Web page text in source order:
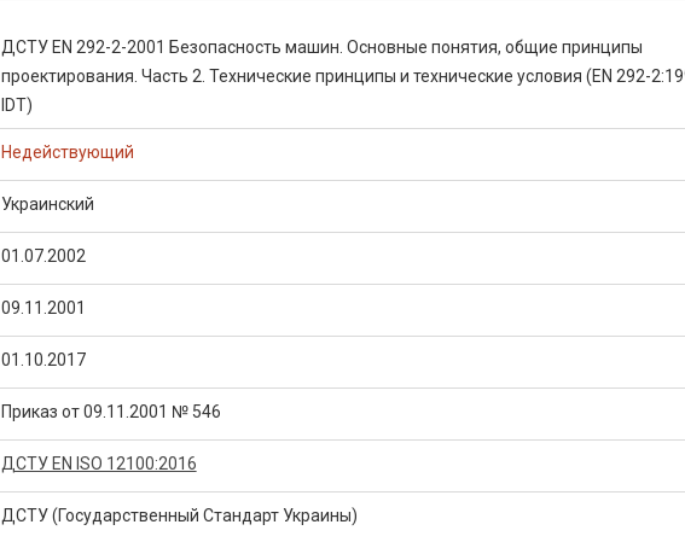
ДСТУ EN 292-2-2001 Безопасность машин. Основные понятия, общие принципы
проектирования. Часть 2. Технические принципы и технические условия (EN 292-
IDT)
Недействующий
Украинский
01.07.2002
09.11.2001
01.10.2017
Приказ от 09.11.2001 № 546
ДСТУ EN ISO 12100:2016
ДСТУ (Государственный Стандарт Украины)